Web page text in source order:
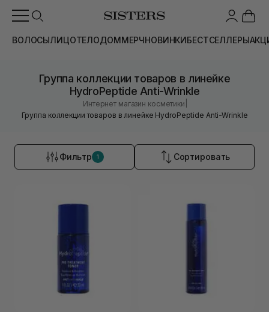
ВОЛОСЫЛИЦОТЕЛОДОММЕРЧНОВИНКИБЕСТСЕЛЛЕРЫ
Группа коллекции товаров в линейке
HydroPeptide Anti-Wrinkle
Интернет магазин косметики
Группа коллекции товаров в линейке HydroPeptide Anti-Wrinkle
Фильтр 1 Сортировать